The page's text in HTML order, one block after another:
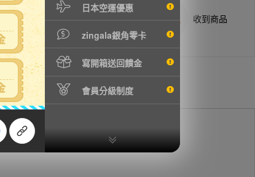
日本空運優惠
zingala銀角零卡
寫開箱送回饋金
會員分級制度
商品抵台通知出貨 收到商品